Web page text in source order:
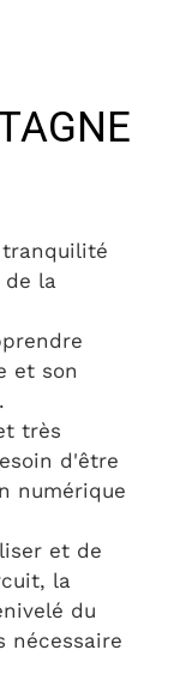
la
et son
très
d'être
numérique
et de
la
du
nécessaire